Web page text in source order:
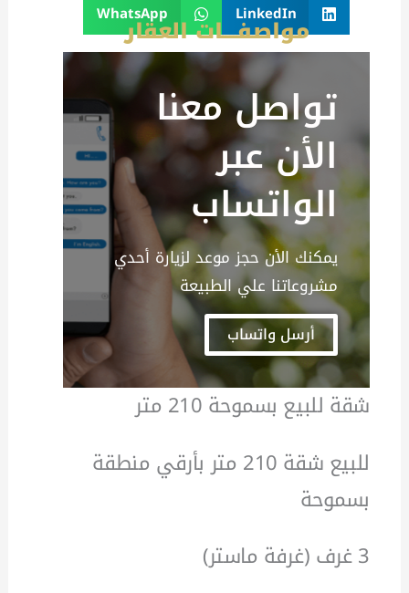
LinkedIn
WhatsApp
مواصفــــات العقار
تواصل معنا
الأن عبر
الواتساب
يمكنك الأن حجز موعد لزيارة أحدي
مشروعاتنا علي الطبيعة
أرسل واتساب
شقة للبيع بسموحة 210 متر
للبيع شقة 210 متر بأرقي منطقة
بسموحة
3 غرف (غرفة ماستر)